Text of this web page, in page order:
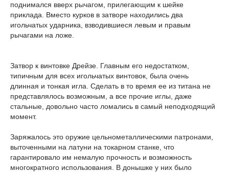
поднимался вверх рычагом, прилегающим к шейке
приклада. Вместо курков в затворе находились два
игольчатых ударника, взводившиеся левым и правым
рычагами на ложе.
Затвор к винтовке Дрейзе. Главным его недостатком,
типичным для всех игольчатых винтовок, была очень
длинная и тонкая игла. Сделать в то время ее из титана не
представлялось возможным, а все прочие иглы, даже
стальные, довольно часто ломались в самый неподходящий
момент.
Заряжалось это оружие цельнометаллическими патронами,
выточенными на латуни на токарном станке, что
гарантировало им немалую прочность и возможность
многократного использования. В донышке у них было